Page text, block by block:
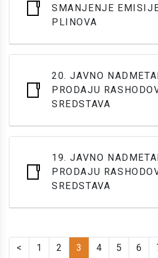
SMANJENJE
PLINOVA
20. JAVNO
PRODAJU
SREDSTAVA
19. JAVNO
PRODAJU
SREDSTAVA
< 1 2 3 4 5 6